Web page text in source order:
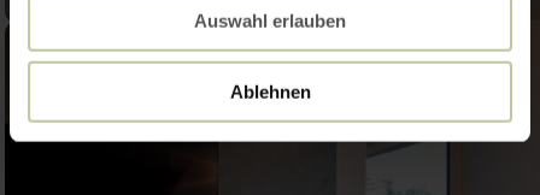
Auswahl erlauben
Ablehnen